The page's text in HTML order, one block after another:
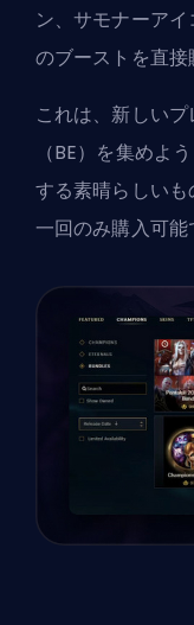
ン、サモナーア
のブーストを直接
これは、新しい
（BE）を集めよ
する素晴らしい
一回のみ購入可能